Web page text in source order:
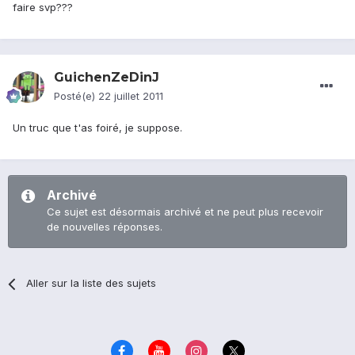
faire svp???
GuichenZeDinJ
Posté(e) 22 juillet 2011
Un truc que t'as foiré, je suppose.
Archivé
Ce sujet est désormais archivé et ne peut plus recevoir
de nouvelles réponses.
Aller sur la liste des sujets